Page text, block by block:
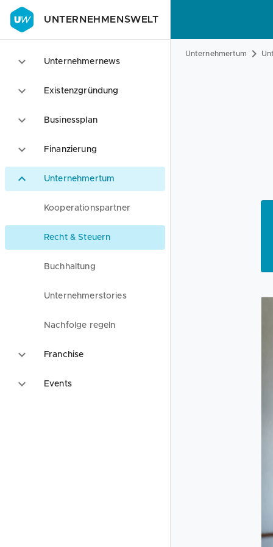
UNTERNEHMENSWELT
Unternehmernews
Existenzgründung
Businessplan
Finanzierung
Unternehmertum
Kooperationspartner
Recht & Steuern
Buchhaltung
Unternehmerstories
Nachfolge regeln
Franchise
Events
Unternehmertum